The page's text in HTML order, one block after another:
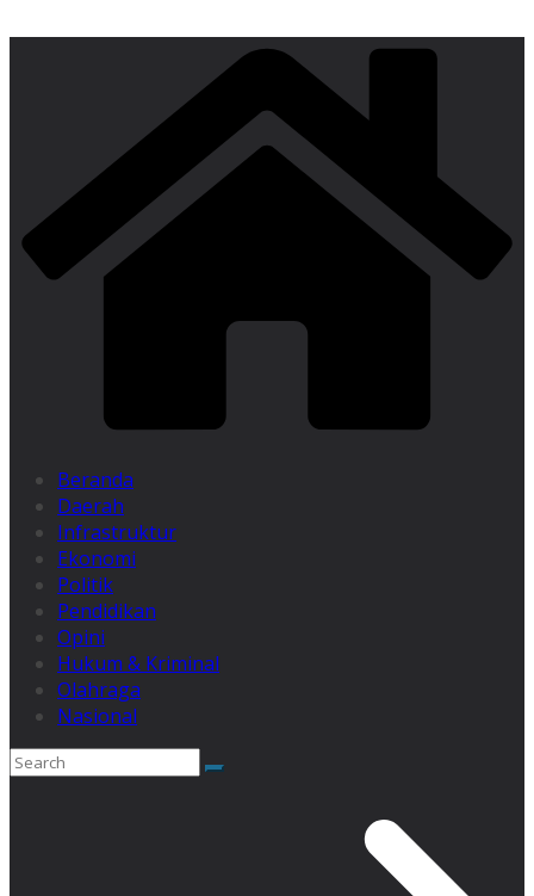
Beranda
Daerah
Infrastruktur
Ekonomi
Politik
Pendidikan
Opini
Hukum & Kriminal
Olahraga
Nasional